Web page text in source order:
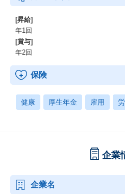
[昇給]
年1回
[賞与]
年2回
保険
健康 厚生年金 雇用
企業
企業名